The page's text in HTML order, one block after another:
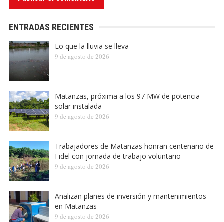
ENTRADAS RECIENTES
Lo que la lluvia se lleva
9 de agosto de 2026
Matanzas, próxima a los 97 MW de potencia
solar instalada
9 de agosto de 2026
Trabajadores de Matanzas honran centenario de
Fidel con jornada de trabajo voluntario
9 de agosto de 2026
Analizan planes de inversión y mantenimientos
en Matanzas
9 de agosto de 2026